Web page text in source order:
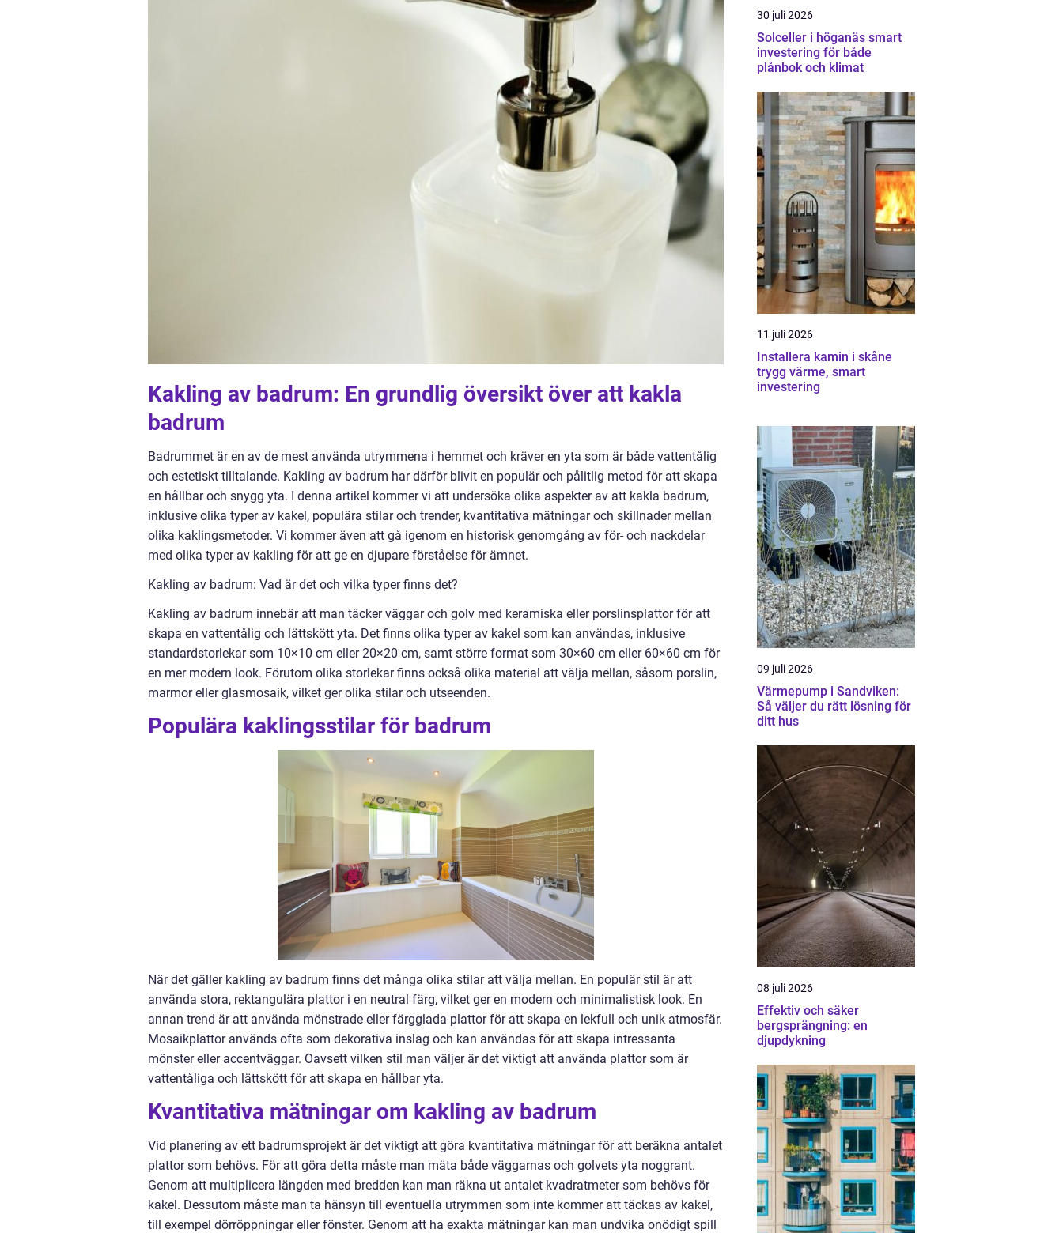
Kakling av badrum: En grundlig översikt över att kakla
badrum
Badrummet är en av de mest använda utrymmena i hemmet och kräver en yta som är både vattentålig
och estetiskt tilltalande. Kakling av badrum har därför blivit en populär och pålitlig metod för att skapa
en hållbar och snygg yta. I denna artikel kommer vi att undersöka olika aspekter av att kakla badrum,
inklusive olika typer av kakel, populära stilar och trender, kvantitativa mätningar och skillnader mellan
olika kaklingsmetoder. Vi kommer även att gå igenom en historisk genomgång av för- och nackdelar
med olika typer av kakling för att ge en djupare förståelse för ämnet.
Kakling av badrum: Vad är det och vilka typer finns det?
Kakling av badrum innebär att man täcker väggar och golv med keramiska eller porslinsplattor för att
skapa en vattentålig och lättskött yta. Det finns olika typer av kakel som kan användas, inklusive
standardstorlekar som 10×10 cm eller 20×20 cm, samt större format som 30×60 cm eller 60×60 cm för
en mer modern look. Förutom olika storlekar finns också olika material att välja mellan, såsom porslin,
marmor eller glasmosaik, vilket ger olika stilar och utseenden.
Populära kaklingsstilar för badrum
När det gäller kakling av badrum finns det många olika stilar att välja mellan. En populär stil är att
använda stora, rektangulära plattor i en neutral färg, vilket ger en modern och minimalistisk look. En
annan trend är att använda mönstrade eller färgglada plattor för att skapa en lekfull och unik atmosfär.
Mosaikplattor används ofta som dekorativa inslag och kan användas för att skapa intressanta
mönster eller accentväggar. Oavsett vilken stil man väljer är det viktigt att använda plattor som är
vattentåliga och lättskött för att skapa en hållbar yta.
Kvantitativa mätningar om kakling av badrum
Vid planering av ett badrumsprojekt är det viktigt att göra kvantitativa mätningar för att beräkna antalet
plattor som behövs. För att göra detta måste man mäta både väggarnas och golvets yta noggrant.
Genom att multiplicera längden med bredden kan man räkna ut antalet kvadratmeter som behövs för
kakel. Dessutom måste man ta hänsyn till eventuella utrymmen som inte kommer att täckas av kakel,
till exempel dörröppningar eller fönster. Genom att ha exakta mätningar kan man undvika onödigt spill
30 juli 2026
Solceller i höganäs smart
investering för både
plånbok och klimat
11 juli 2026
Installera kamin i skåne
trygg värme, smart
investering
09 juli 2026
Värmepump i Sandviken:
Så väljer du rätt lösning för
ditt hus
08 juli 2026
Effektiv och säker
bergsprängning: en
djupdykning